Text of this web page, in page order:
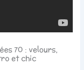
70 : velours,
et chic